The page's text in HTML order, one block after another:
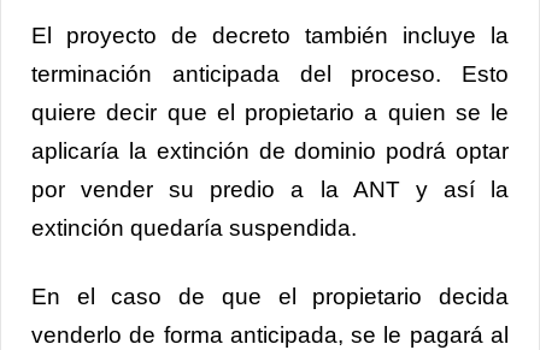
El proyecto de decreto también incluye la
terminación anticipada del proceso. Esto
quiere decir que el propietario a quien se le
aplicaría la extinción de dominio podrá optar
por vender su predio a la ANT y así la
extinción quedaría suspendida.
En el caso de que el propietario decida
venderlo de forma anticipada, se le pagará al